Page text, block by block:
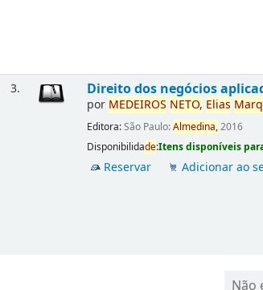
3. Direito dos negócios
por MEDEIROS NETO, Elias
Editora:São Paulo:Almedina,2016
Disponibilidade:Itens disponíveis
Reservar Adicionar ao